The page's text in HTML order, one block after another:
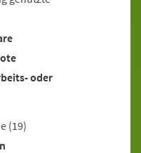
oder
(19)